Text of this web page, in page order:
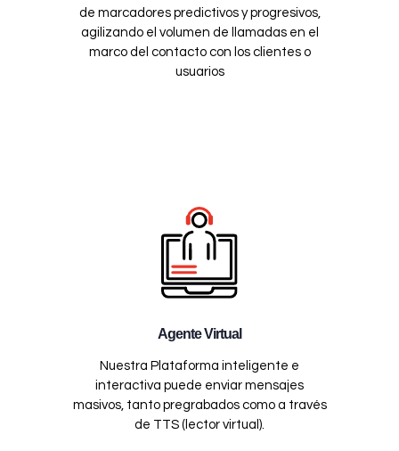
de marcadores predictivos y progresivos,
agilizando el volumen de llamadas en el
marco del contacto con los clientes o
usuarios
Agente Virtual
Nuestra Plataforma inteligente e
interactiva puede enviar mensajes
masivos, tanto pregrabados como a través
de TTS (lector virtual).